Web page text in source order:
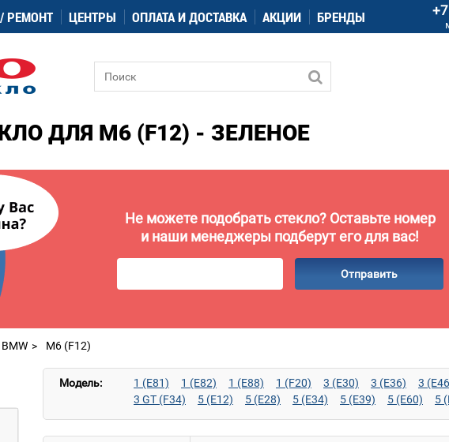
РЕМОНТ ЦЕНТРЫ ОПЛАТА И ДОСТАВКА АКЦИИ БРЕНДЫ
ДЛЯ M6 (F12) - ЗЕЛЕНОЕ
Не можете подобрать стекло? Оставьте номер
и наши менеджеры подберут его для вас!
Отправить
BMW M6 (F12)
Модель: 1 (E81) 1 (E82) 1 (E88) 1 (F20) 3 (E30) 3 (E36) 3
3 GT (F34)
5 (E12) 5 (E28) 5 (E34) 5 (E39) 5 (E60) 5